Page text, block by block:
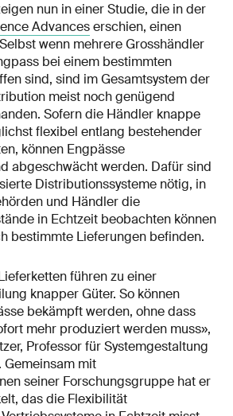
nun in einer Studie, die in der
Advanceserschien, einen
wenn mehrere Grosshändler
bei einem bestimmten
sind, sind im Gesamtsystem der
meist noch genügend
Sofern die Händler knappe
flexibel entlang bestehender
können Engpässe
abgeschwächt werden. Dafür sind
Distributionssysteme nötig, in
und Händler die
in Echtzeit beobachten können
bestimmte Lieferungen befinden.
führen zu einer
knapper Güter. So können
bekämpft werden, ohne dass
mehr produziert werden muss»,
Professor für Systemgestaltung
Gemeinsam mit
seiner Forschungsgruppe hat er
das die Flexibilität